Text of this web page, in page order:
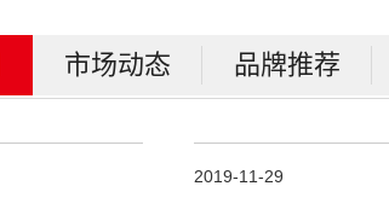
市场动态 品牌推荐
2019-11-29